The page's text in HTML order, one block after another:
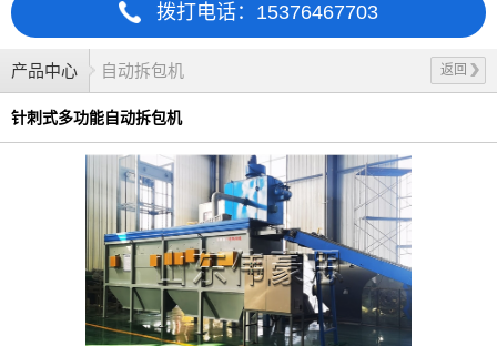
拨打电话：15376467703
产品中心 返回
自动拆包机
针刺式多功能自动拆包机